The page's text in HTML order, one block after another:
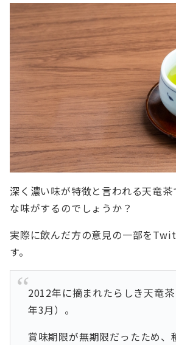
深く濃い味が特徴と言われる天竜茶
な味がするのでしょうか？
実際に飲んだ方の意見の一部を
す。
2012年に摘まれたらしき天竜
年3月）。
賞味期限が無期限だったため、